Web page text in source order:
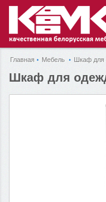
Главная Мебель Шкаф для
Шкаф для